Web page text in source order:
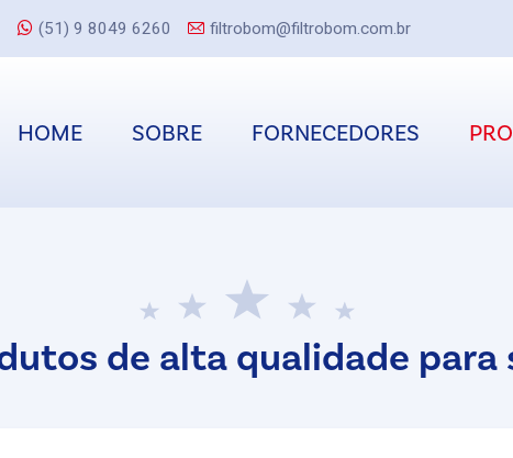
(51) 9 8049 6260 filtrobom@filtrobom.com.br
HOME SOBRE FORNECEDORES
de alta qualidade para